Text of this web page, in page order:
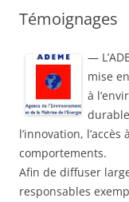
Témoignages
—
mise
à
l’innovation,
comportements.
Afin de diffuser
responsables